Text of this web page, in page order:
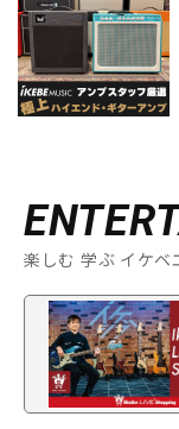
楽しむ 学ぶ イケベ